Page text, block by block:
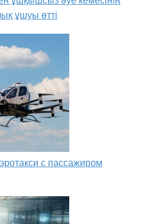
ұшуы өтті
с пассажиром